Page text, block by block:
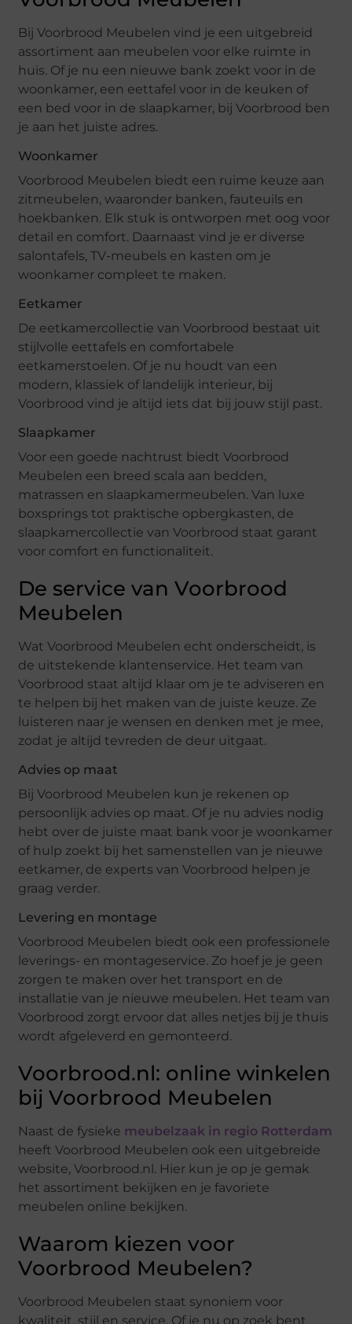
Bij Voorbrood Meubelen vind je een uitgebreid
assortiment aan meubelen voor elke ruimte in
huis. Of je nu een nieuwe bank zoekt voor in de
woonkamer, een eettafel voor in de keuken of
een bed voor in de slaapkamer, bij Voorbrood ben
je aan het juiste adres.
Woonkamer
Voorbrood Meubelen biedt een ruime keuze aan
zitmeubelen, waaronder banken, fauteuils en
hoekbanken. Elk stuk is ontworpen met oog voor
detail en comfort. Daarnaast vind je er diverse
salontafels, TV-meubels en kasten om je
woonkamer compleet te maken.
Eetkamer
De eetkamercollectie van Voorbrood bestaat uit
stijlvolle eettafels en comfortabele
eetkamerstoelen. Of je nu houdt van een
modern, klassiek of landelijk interieur, bij
Voorbrood vind je altijd iets dat bij jouw stijl past.
Slaapkamer
Voor een goede nachtrust biedt Voorbrood
Meubelen een breed scala aan bedden,
matrassen en slaapkamermeubelen. Van luxe
boxsprings tot praktische opbergkasten, de
slaapkamercollectie van Voorbrood staat garant
voor comfort en functionaliteit.
De service van Voorbrood
Meubelen
Wat Voorbrood Meubelen echt onderscheidt, is
de uitstekende klantenservice. Het team van
Voorbrood staat altijd klaar om je te adviseren en
te helpen bij het maken van de juiste keuze. Ze
luisteren naar je wensen en denken met je mee,
zodat je altijd tevreden de deur uitgaat.
Advies op maat
Bij Voorbrood Meubelen kun je rekenen op
persoonlijk advies op maat. Of je nu advies nodig
hebt over de juiste maat bank voor je woonkamer
of hulp zoekt bij het samenstellen van je nieuwe
eetkamer, de experts van Voorbrood helpen je
graag verder.
Levering en montage
Voorbrood Meubelen biedt ook een professionele
leverings- en montageservice. Zo hoef je je geen
zorgen te maken over het transport en de
installatie van je nieuwe meubelen. Het team van
Voorbrood zorgt ervoor dat alles netjes bij je thuis
wordt afgeleverd en gemonteerd.
Voorbrood.nl: online winkelen
bij Voorbrood Meubelen
Naast de fysieke meubelzaak in regio Rotterdam
heeft Voorbrood Meubelen ook een uitgebreide
website, Voorbrood.nl. Hier kun je op je gemak
het assortiment bekijken en je favoriete
meubelen online bekijken.
Waarom kiezen voor
Voorbrood Meubelen?
Voorbrood Meubelen staat synoniem voor
kwaliteit, stijl en service. Of je nu op zoek bent